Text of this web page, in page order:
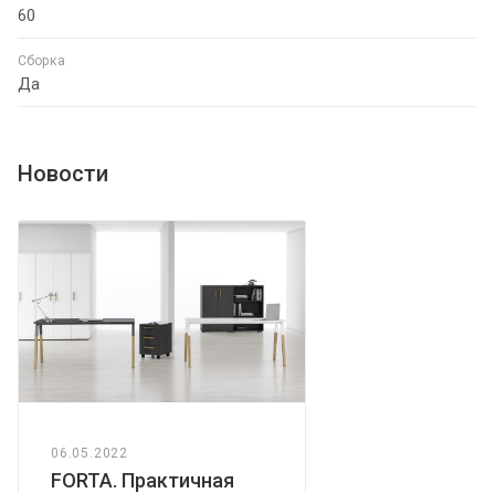
60
Сборка
Да
Новости
06.05.2022
FORTA. Практичная